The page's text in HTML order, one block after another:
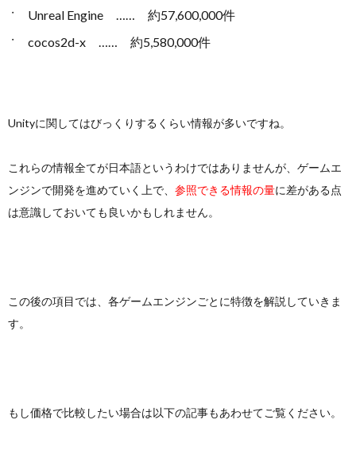
Unreal Engine …… 約57,600,000件
cocos2d-x …… 約5,580,000件
Unityに関してはびっくりするくらい情報が多いですね。
これらの情報全てが日本語というわけではありませんが、ゲームエ
ンジンで開発を進めていく上で、 参照できる情報の量に差がある点
は意識しておいても良いかもしれません。
この後の項目では、各ゲームエンジンごとに特徴を解説していきま
す。
もし価格で比較したい場合は以下の記事もあわせてご覧ください。